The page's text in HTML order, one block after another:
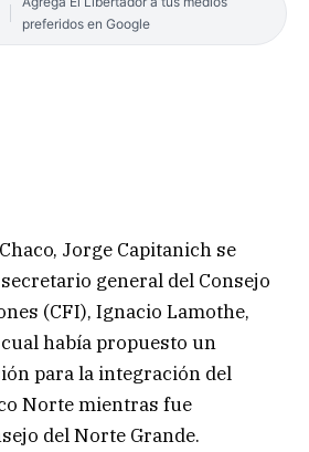
preferidos en Google
Jorge Capitanich se
general del Consejo
(CFI), Ignacio Lamothe,
había propuesto un
para la integración del
Norte mientras fue
del Norte Grande.